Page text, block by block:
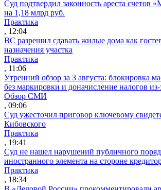
Суд подтвердил законность ареста счетов
на 1,18 млрд руб.
Практика
, 12:04
ВС разрешил сдавать жилые дома как
назначения участка
Практика
, 11:06
Утренний обзор за 3 августа: блокировка
без маркировки и доначисление налогов из-
Обзор СМИ
, 09:06
Суд ужесточил приговор ключевому
Кибовского
Практика
, 19:41
Суд не нашел нарушений публичного
иностранного элемента на стороне
Практика
, 18:34